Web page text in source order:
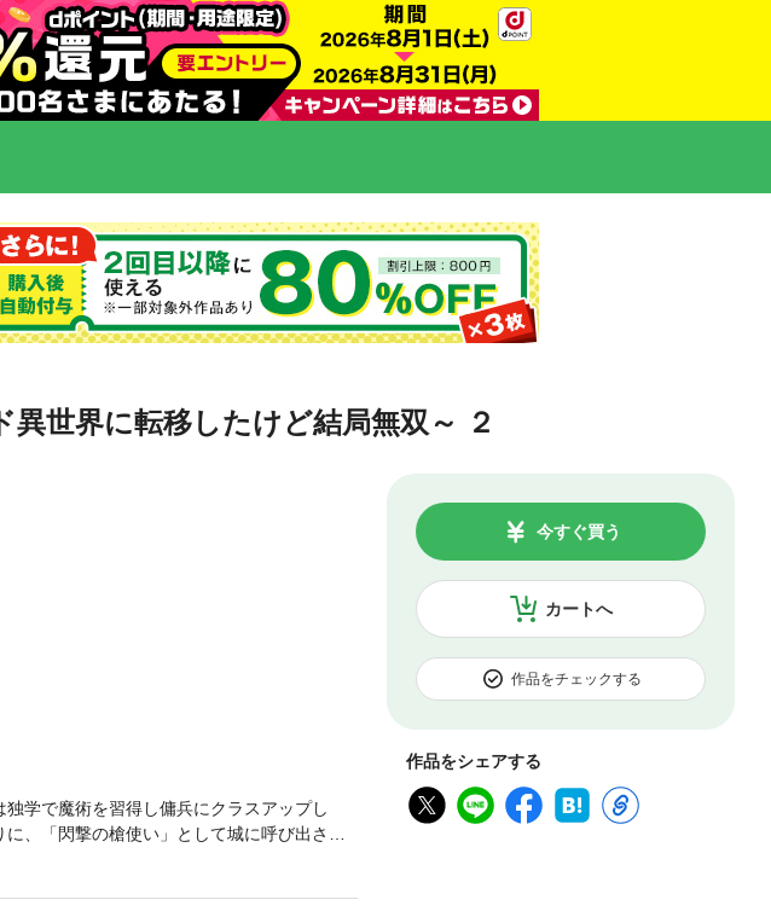
世界に転移したけど結局無双～ ２
カートへ
今すぐ買う
作品をチェックする
作品をシェアする
学で魔術を習得し傭兵にクラスアップし
、「閃撃の槍使い」として城に呼び出さ
ラを人質に取られ、凶悪なモンスターと戦